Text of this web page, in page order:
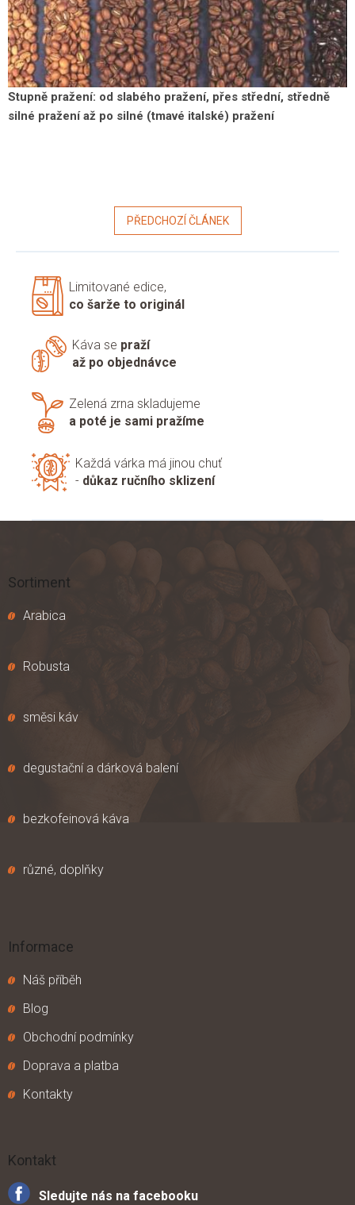
Stupně pražení: od slabého pražení, přes střední, středně
silné pražení až po silné (tmavé italské) pražení
PŘEDCHOZÍ ČLÁNEK
Limitované edice,
co šarže to originál
Káva se praží
až po objednávce
Zelená zrna skladujeme
a poté je sami pražíme
Každá várka má jinou chuť
- důkaz ručního sklizení
Sortiment
Arabica
Robusta
směsi káv
degustační a dárková balení
bezkofeinová káva
různé, doplňky
Informace
Náš příběh
Blog
Obchodní podmínky
Doprava a platba
Kontakty
Kontakt
Sledujte nás na facebooku